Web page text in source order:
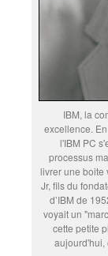
IBM, la
excellence.
l'IBM PC
processus
livrer une boite
Jr, fils du
d’IBM de
voyait un
cette petite
aujourd'hui,